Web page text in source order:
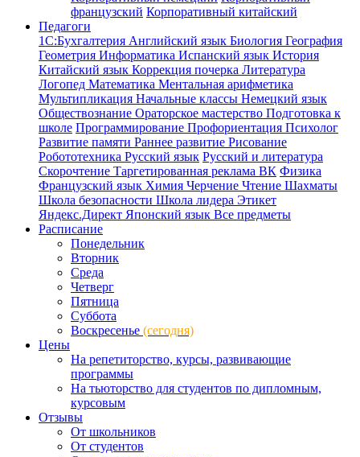
французский Корпоративный китайский
Педагоги
1С:Бухгалтерия Английский язык Биология География
Геометрия Информатика Испанский язык История
Китайский язык Коррекция почерка Литература
Логопед Математика Ментальная арифметика
Мультипликация Начальные классы Немецкий язык
Обществознание Ораторское мастерство Подготовка к
школе Программирование Профориентация Психолог
Развитие памяти Раннее развитие Рисование
Робототехника Русский язык Русский и литература
Скорочтение Таргетированная реклама ВК Физика
Французский язык Химия Черчение Чтение Шахматы
Школа безопасности Школа лидера Этикет
Яндекс.Директ Японский язык Все предметы
Расписание
Понедельник
Вторник
Среда
Четверг
Пятница
Суббота
Воскресенье (сегодня)
Цены
На репетиторство, курсы, развивающие
программы
На тьюторство для студентов по дипломным,
курсовым
Отзывы
От школьников
От студентов